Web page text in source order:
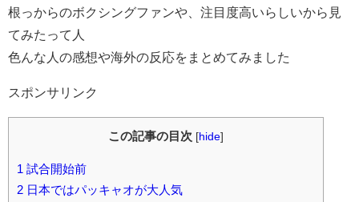
根っからのボクシングファンや、注目度高いらしいから見
てみたって人
色んな人の感想や海外の反応をまとめてみました
スポンサリンク
この記事の目次 [hide]
1 試合開始前
2 日本ではパッキャオが大人気